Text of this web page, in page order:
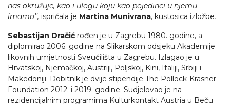
nas okružuje, kao i ulogu koju kao pojedinci u njemu
imamo’’, ispričala je Martina Munivrana, kustosica izložbe.
Sebastijan Dračić rođen je u Zagrebu 1980. godine, a
diplomirao 2006. godine na Slikarskom odsjeku Akademije
likovnih umjetnosti Sveučilišta u Zagrebu. Izlagao je u
Hrvatskoj, Njemačkoj, Austriji, Poljskoj, Kini, Italiji, Srbiji i
Makedoniji. Dobitnik je dvije stipendije The Pollock-Krasner
Foundation 2012. i 2019. godine. Sudjelovao je na
rezidencijalnim programima Kulturkontakt Austria u Beču